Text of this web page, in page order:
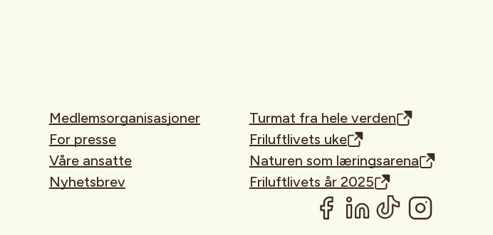
Medlemsorganisasjoner
For presse
Våre ansatte
Nyhetsbrev
Turmat fra hele verden
Friluftlivets uke
Naturen som læringsarena
Friluftlivets år 2025